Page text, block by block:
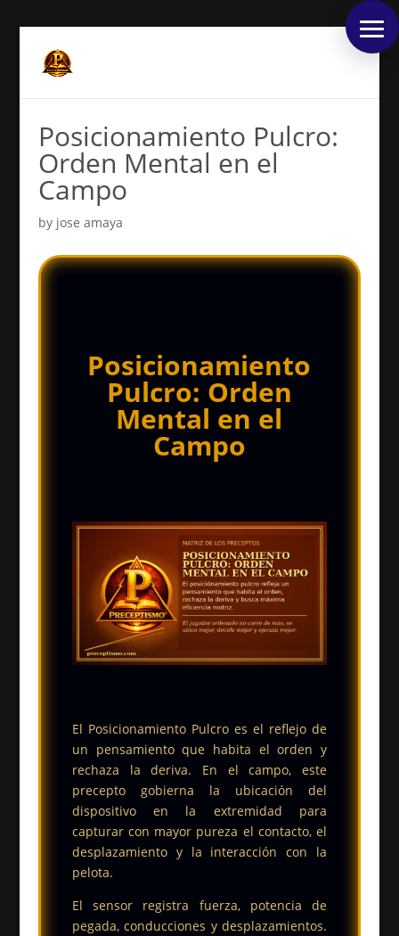
Posicionamiento Pulcro:
Orden Mental en el
Campo
by jose amaya
Posicionamiento
Pulcro: Orden
Mental en el
Campo
El Posicionamiento Pulcro es el reflejo de
un pensamiento que habita el orden y
rechaza la deriva. En el campo, este
precepto gobierna la ubicación del
dispositivo en la extremidad para
capturar con mayor pureza el contacto, el
desplazamiento y la interacción con la
pelota.
El sensor registra fuerza, potencia de
pegada, conducciones y desplazamientos.